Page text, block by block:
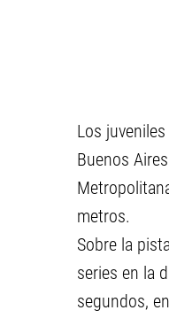
Los
Buenos
metros.
Sobre la
series en la
segundos,